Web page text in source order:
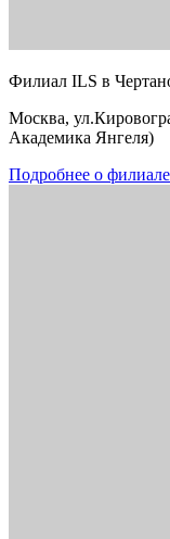
Филиал ILS в
Москва,
Академика Янгеля)
Подробнее о филиале